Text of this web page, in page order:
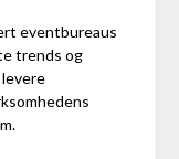
eventbureaus
trends og